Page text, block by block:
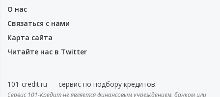
О нас
Связаться с нами
Карта сайта
Читайте нас в Twitter
101-credit.ru — сервис по подбору кредитов.
Сервис 101-Кредит не является финансовым учреждением, банком или